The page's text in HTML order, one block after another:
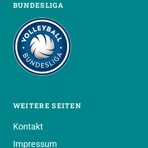
BUNDESLIGA
WEITERE SEITEN
Kontakt
Impressum